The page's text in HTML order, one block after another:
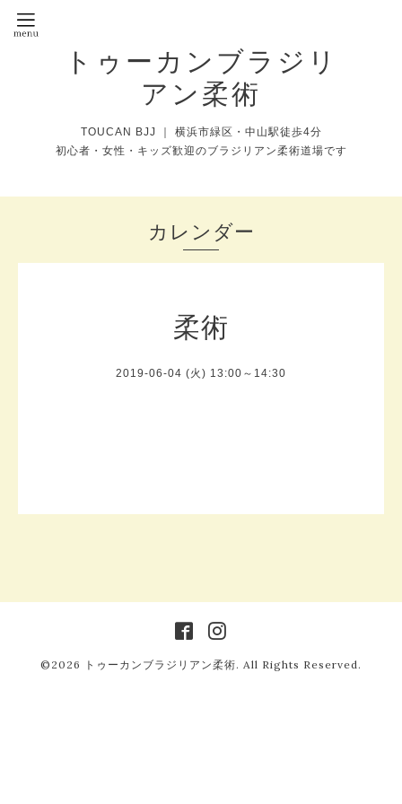
トゥーカンブラジリ
アン柔術
TOUCAN BJJ ｜ 横浜市緑区・中山駅徒歩4分
初心者・女性・キッズ歓迎のブラジリアン柔術道場です
カレンダー
柔術
2019-06-04 (火) 13:00～14:30
©2026 トゥーカンブラジリアン柔術. All Rights Reserved.